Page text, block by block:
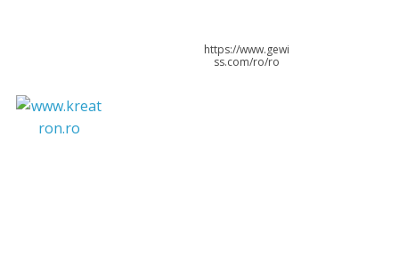
https://www.gewi
ss.com/ro/ro